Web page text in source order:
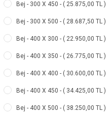
Bej - 300 X 450 - ( 25.875,00 TL )
Bej - 300 X 500 - ( 28.687,50 TL )
Bej - 400 X 300 - ( 22.950,00 TL )
Bej - 400 X 350 - ( 26.775,00 TL )
Bej - 400 X 400 - ( 30.600,00 TL )
Bej - 400 X 450 - ( 34.425,00 TL )
Bej - 400 X 500 - ( 38.250,00 TL )